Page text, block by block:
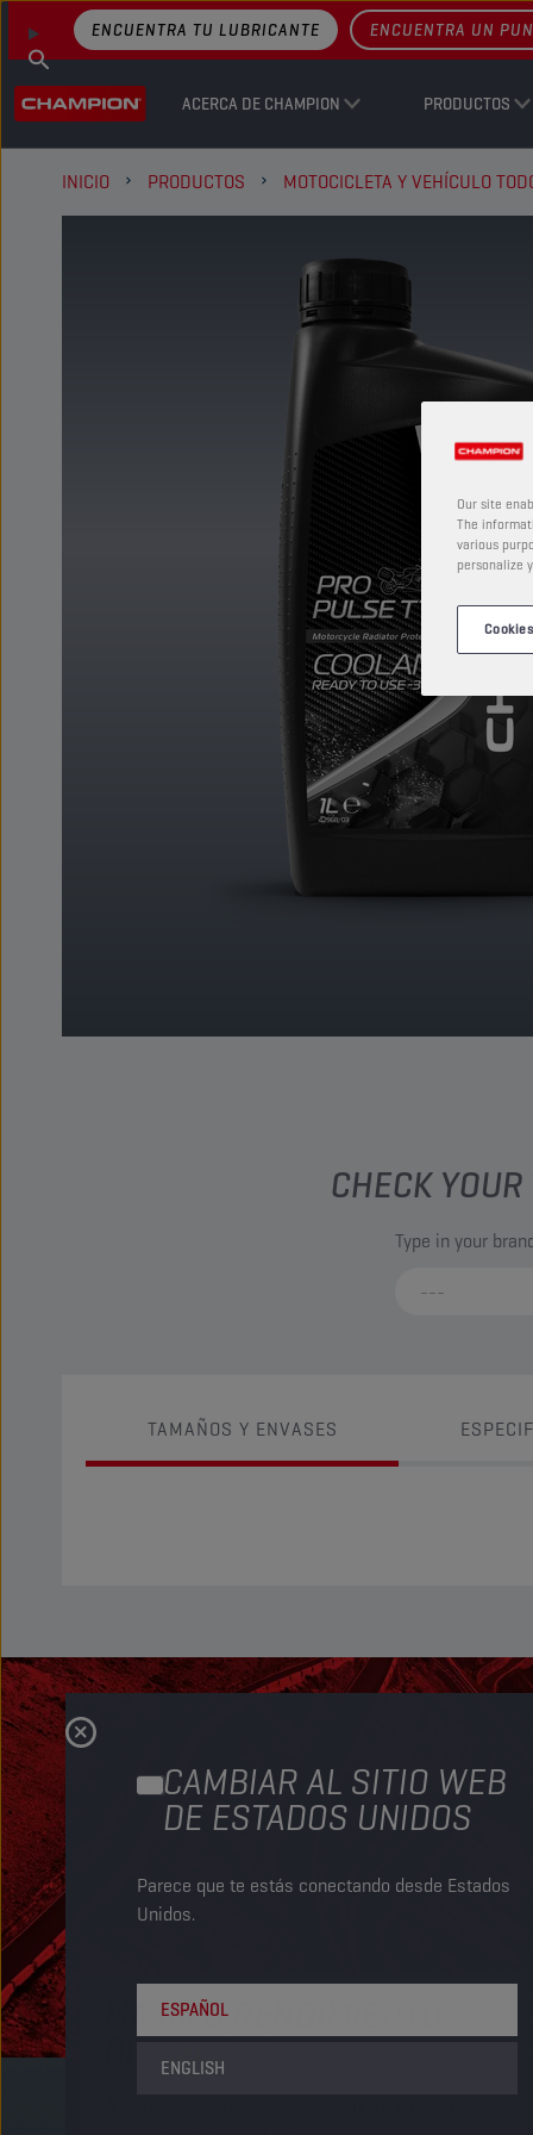
CAMBIAR AL SITIO WEB
DE ESTADOS UNIDOS
Parece que te estás conectando desde Estados
Unidos.
ESPAÑOL
ENGLISH
ACERCA DE CHAMPION PRODUCTOS
ENCUENTRA TU LUBRICANTE ENCUENTRA UN
INICIO PRODUCTOS MOTOCICLETA Y VEHÍCULO
CHECK
Type in your
TAMAÑOS Y ENVASES
MÁXIMO RENDIMIENTO
DEL MOTOR
Our site
The
various
personalize